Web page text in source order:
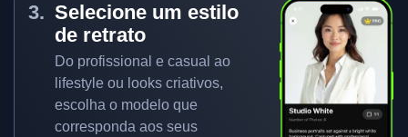
Selecione um estilo
de retrato
Do profissional e casual ao
lifestyle ou looks criativos,
escolha o modelo que
corresponda aos seus